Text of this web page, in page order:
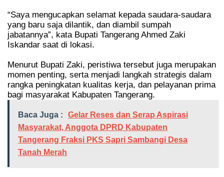
“Saya mengucapkan selamat kepada saudara-saudara
yang baru saja dilantik, dan diambil sumpah
jabatannya”, kata Bupati Tangerang Ahmed Zaki
Iskandar saat di lokasi.
Menurut Bupati Zaki, peristiwa tersebut juga merupakan
momen penting, serta menjadi langkah strategis dalam
rangka peningkatan kualitas kerja, dan pelayanan prima
bagi masyarakat Kabupaten Tangerang.
Baca Juga :
Gelar Reses dan Serap Aspirasi
Masyarakat, Anggota DPRD Kabupaten
Tangerang Fraksi PKS Sapri Sambangi Desa
Tanah Merah